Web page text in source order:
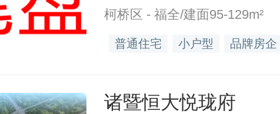
柯桥区 - 福全/建面95-129m²
普通住宅 小户型 品牌房企
诸暨恒大悦珑府